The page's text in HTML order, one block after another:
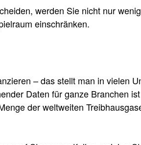
werden Sie nicht nur
einschränken.
– das stellt man in vielen
Daten für ganze Branchen
der weltweiten